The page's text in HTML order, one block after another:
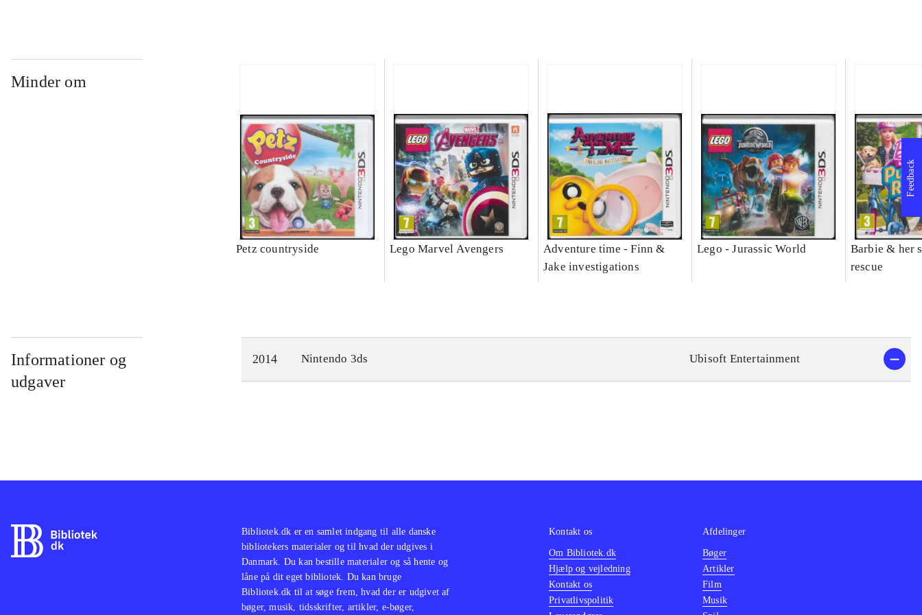
Minder om
Petz countryside Lego Marvel Avengers
Adventure time - Finn &
Jake investigations
Lego - Jurassic World
Barbie & her
rescue
Informationer og
udgaver
2014 Nintendo 3ds Ubisoft Entertainment
Feedback
Bibliotek.dk er en samlet indgang til alle danske
bibliotekers materialer og til hvad der udgives i
Danmark. Du kan bestille materialer og så hente og
låne på dit eget bibliotek. Du kan bruge
Bibliotek.dk til at søge frem, hvad der er udgivet af
bøger, musik, tidsskrifter, artikler, e-bøger,
Kontakt os
Om Bibliotek.dk
Hjælp og vejledning
Kontakt os
Privatlivspolitik
Afdelinger
Bøger
Artikler
Film
Musik